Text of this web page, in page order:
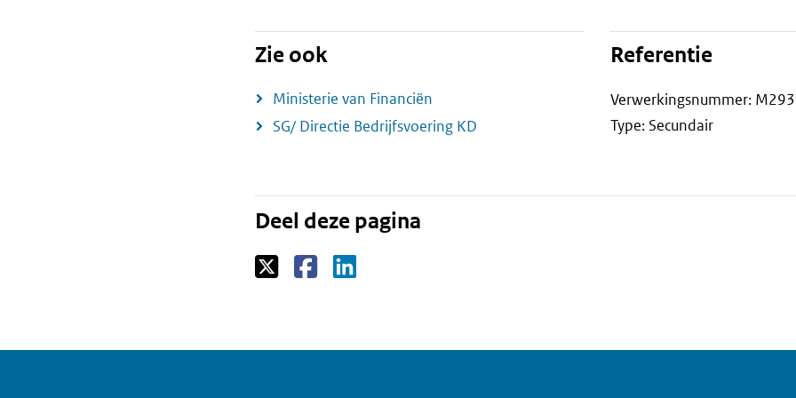
Zie ook
Ministerie van Financiën
SG/ Directie Bedrijfsvoering KD
Referentie
Verwerkingsnummer:
Type: Secundair
Deel deze pagina